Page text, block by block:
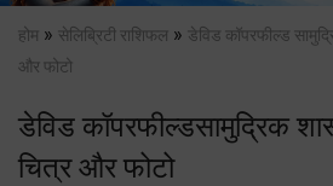
होम » सेलिब्रिटी राशिफल » डेविड कॉपरफील्ड
और फोटो
डेविड कॉपरफील्डसामुद्रिक
चित्र और फोटो